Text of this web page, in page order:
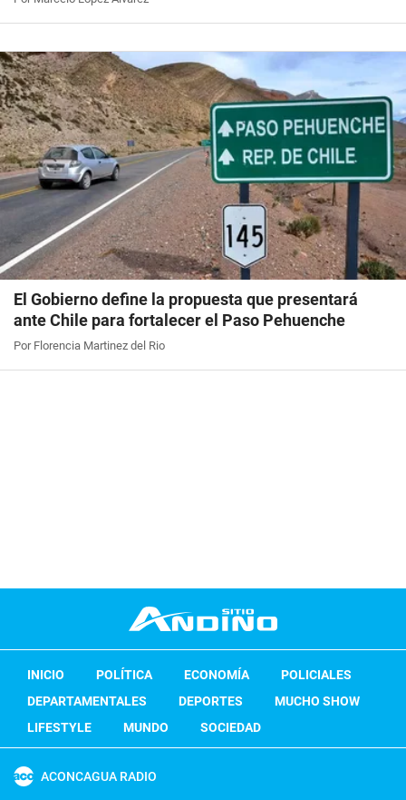
El Gobierno define la propuesta que presentará
ante Chile para fortalecer el Paso Pehuenche
Por Florencia Martinez del Rio
INICIO POLÍTICA ECONOMÍA
POLICIALES
DEPARTAMENTALES
DEPORTES
MUCHO SHOW
LIFESTYLE
MUNDO SOCIEDAD
ACONCAGUA RADIO